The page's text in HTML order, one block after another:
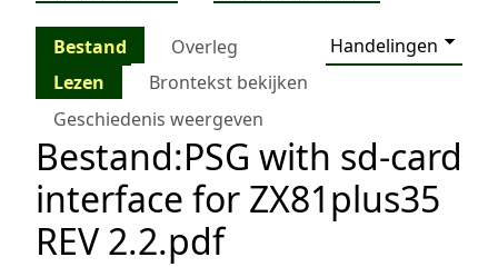
Bestand Overleg
Handelingen
Lezen
Brontekst bekijken
Geschiedenis weergeven
Bestand:PSG with sd-card
interface for ZX81plus35
REV 2.2.pdf